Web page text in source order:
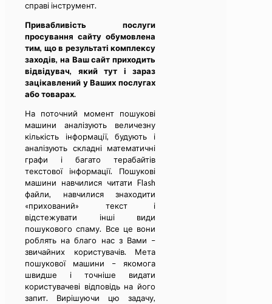
справі інструмент.
Привабливість послуги
просування сайту обумовлена
тим, що в результаті комплексу
заходів, на Ваш сайт приходить
відвідувач, який тут і зараз
зацікавлений у Ваших послугах
або товарах.
На поточний момент пошукові
машини аналізують величезну
кількість інформації, будують і
аналізують складні математичні
графи і багато терабайтів
текстової інформації. Пошукові
машини навчилися читати Flash
файли, навчилися знаходити
«прихований» текст і
відстежувати інші види
пошукового спаму. Все це вони
роблять на благо нас з Вами –
звичайних користувачів. Мета
пошукової машини – якомога
швидше і точніше видати
користувачеві відповідь на його
запит. Вирішуючи цю задачу,